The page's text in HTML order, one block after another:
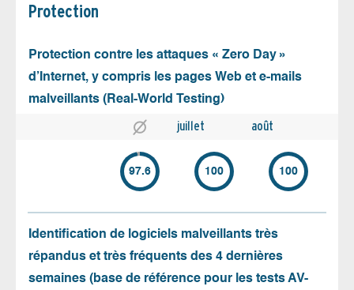
Protection
Protection contre les attaques « Zero Day »
d’Internet, y compris les pages Web et e-mails
malveillants (Real-World Testing)
juillet août
97.6 100 100
Identification de logiciels malveillants très
répandus et très fréquents des 4 dernières
semaines (base de référence pour les tests AV-